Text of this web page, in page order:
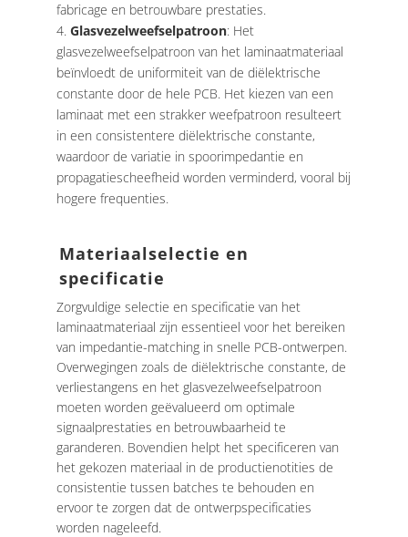
fabricage en betrouwbare prestaties.
Glasvezelweefselpatroon: Het
glasvezelweefselpatroon van het laminaatmateriaal
beïnvloedt de uniformiteit van de diëlektrische
constante door de hele PCB. Het kiezen van een
laminaat met een strakker weefpatroon resulteert
in een consistentere diëlektrische constante,
waardoor de variatie in spoorimpedantie en
propagatiescheefheid worden verminderd, vooral bij
hogere frequenties.
Materiaalselectie en
specificatie
Zorgvuldige selectie en specificatie van het
laminaatmateriaal zijn essentieel voor het bereiken
van impedantie-matching in snelle PCB-ontwerpen.
Overwegingen zoals de diëlektrische constante, de
verliestangens en het glasvezelweefselpatroon
moeten worden geëvalueerd om optimale
signaalprestaties en betrouwbaarheid te
garanderen. Bovendien helpt het specificeren van
het gekozen materiaal in de productienotities de
consistentie tussen batches te behouden en
ervoor te zorgen dat de ontwerpspecificaties
worden nageleefd.